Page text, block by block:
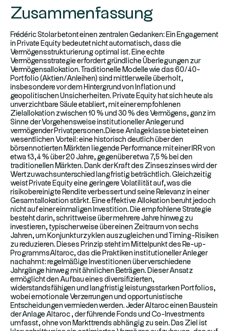
Zusammenfassung
Frédéric Stolar betont einen zentralen Gedanken: Ein Engagement
in Private Equity bedeutet nicht automatisch, dass die
Vermögensstrukturierung optimal ist. Eine echte
Vermögensstrategie erfordert gründliche Überlegungen zur
Vermögensallokation. Traditionelle Modelle wie das 60/40-
Portfolio (Aktien/Anleihen) sind mittlerweile überholt,
insbesondere vor dem Hintergrund von Inflation und
geopolitischen Unsicherheiten. Private Equity hat sich heute als
unverzichtbare Säule etabliert, mit einer empfohlenen
Zielallokation zwischen 10 % und 30 % des Vermögens, ganz im
Sinne der Vorgehensweise institutioneller Anleger und
vermögender Privatpersonen.Diese Anlageklasse bietet einen
wesentlichen Vorteil: eine historisch deutlich über den
börsennotierten Märkten liegende Performance mit einer IRR von
etwa 13,4 % über 20 Jahre, gegenüber etwa 7,5 % bei den
traditionellen Märkten. Dank der Kraft des Zinseszinses wird der
Wertzuwachsunterschied langfristig beträchtlich. Gleichzeitig
weist Private Equity eine geringere Volatilität auf, was die
risikobereinigte Rendite verbessert und seine Relevanz in einer
Gesamtallokation stärkt. Eine effektive Allokation beruht jedoch
nicht auf einer einmaligen Investition. Die empfohlene Strategie
besteht darin, schrittweise über mehrere Jahre hinweg zu
investieren, typischerweise über einen Zeitraum von sechs
Jahren, um Konjunkturzyklen auszugleichen und Timing-Risiken
zu reduzieren. Dieses Prinzip steht im Mittelpunkt des Re-up-
ProgrammsAltaroc, das die Praktiken institutioneller Anleger
nachahmt: regelmäßige Investitionen über verschiedene
Jahrgänge hinweg mit ähnlichen Beträgen. Dieser Ansatz
ermöglicht den Aufbau eines diversifizierten,
widerstandsfähigen und langfristig leistungsstarken Portfolios,
wobei emotionale Verzerrungen und opportunistische
Entscheidungen vermieden werden. Jeder Altaroc einen Baustein
der Anlage Altaroc , der führende Fonds und Co-Investments
umfasst, ohne von Markttrends abhängig zu sein. Das Ziel ist